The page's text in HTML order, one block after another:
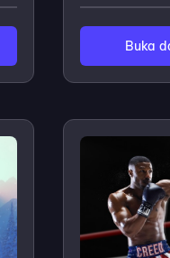
Buka